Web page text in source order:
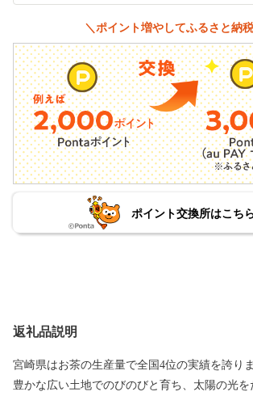
＼ポイント増やしてふるさと納
ポイント交換所はこち
返礼品説明
宮崎県はお茶の生産量で全国4位の実績を誇りま
豊かな広い土地でのびのびと育ち、太陽の光を